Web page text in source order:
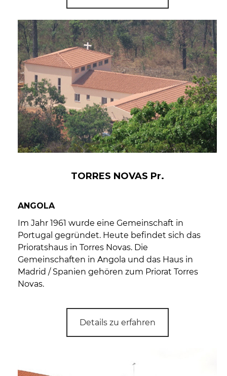
TORRES NOVAS Pr.
ANGOLA
Im Jahr 1961 wurde eine Gemeinschaft in
Portugal gegründet. Heute befindet sich das
Prioratshaus in Torres Novas. Die
Gemeinschaften in Angola und das Haus in
Madrid / Spanien gehören zum Priorat Torres
Novas.
Details zu erfahren